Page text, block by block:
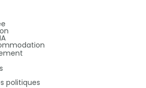
politiques